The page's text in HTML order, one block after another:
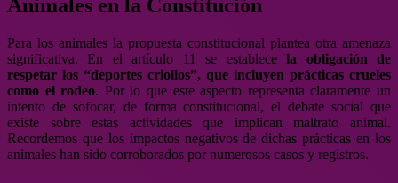
Animales en la Constitución
Para los animales la propuesta constitucional plantea otra amenaza
significativa. En el artículo 11 se establecela obligación de
respetar los “deportes criollos”, que incluyen prácticas crueles
como el rodeo. Por lo que este aspecto representa claramente un
intento de sofocar, de forma constitucional, el debate social que
existe sobre estas actividades que implican maltrato animal.
Recordemos que los impactos negativos de dichas prácticas en los
animales han sido corroborados por numerosos casos y registros.